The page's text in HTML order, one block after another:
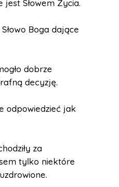
jest Słowem Życia.
Boga dające
dobrze
decyzję.
odpowiedzieć jak
za
tylko niektóre